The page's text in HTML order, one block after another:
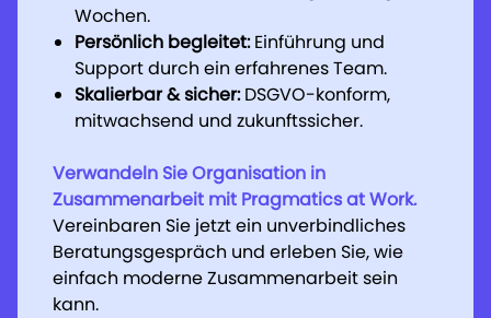
Wochen.
Persönlich begleitet:Einführung und
Support durch ein erfahrenes Team.
Skalierbar & sicher:DSGVO-konform,
mitwachsend und zukunftssicher.
Verwandeln Sie Organisation in
Zusammenarbeit mit Pragmatics at Work.
Vereinbaren Sie jetzt ein unverbindliches
Beratungsgespräch und erleben Sie, wie
einfach moderne Zusammenarbeit sein
kann.
Wochen.
Persönlich begleitet:Einführung und
Support durch ein erfahrenes Team.
Skalierbar & sicher:DSGVO-konform,
mitwachsend und zukunftssicher.
Verwandeln Sie Organisation in
Zusammenarbeit mit Pragmatics at Work.
Vereinbaren Sie jetzt ein unverbindliches
Beratungsgespräch und erleben Sie, wie
einfach moderne Zusammenarbeit sein
kann.
Wochen.
Persönlich begleitet:Einführung und
Support durch ein erfahrenes Team.
Skalierbar & sicher:DSGVO-konform,
mitwachsend und zukunftssicher.
Verwandeln Sie Organisation in
Zusammenarbeit mit Pragmatics at Work.
Vereinbaren Sie jetzt ein unverbindliches
Beratungsgespräch und erleben Sie, wie
einfach moderne Zusammenarbeit sein
kann.